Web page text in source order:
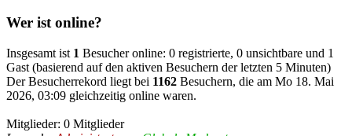
Wer ist online?
Insgesamt ist 1 Besucher online: 0 registrierte, 0 unsichtbare und 1
Gast (basierend auf den aktiven Besuchern der letzten 5 Minuten)
Der Besucherrekord liegt bei 1162 Besuchern, die am Mo 18. Mai
2026, 03:09 gleichzeitig online waren.
Mitglieder: 0 Mitglieder